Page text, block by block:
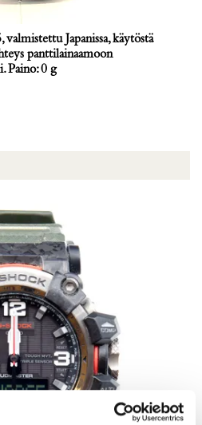
Japanissa, käytöstä
panttilainaamoon
Paino: 0 g